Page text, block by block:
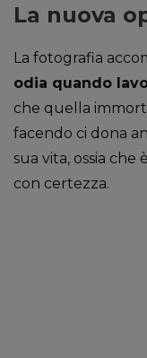
La nuova
La fotografia
odia quando
che quella
facendo ci dona
sua vita, ossia che
con certezza.